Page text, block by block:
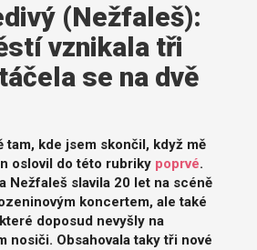
(Nežfaleš):
vznikala tři
se na dvě
tam, kde jsem skončil, když mě
oslovil do této rubriky poprvé.
Nežfaleš slavila 20 let na scéně
koncertem, ale také
doposud nevyšly na
nosiči. Obsahovala taky tři nové